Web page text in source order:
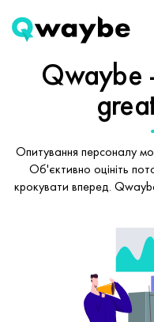
Qwaybe
Опитування персоналу
Об'єктивно оцініть
крокувати вперед.